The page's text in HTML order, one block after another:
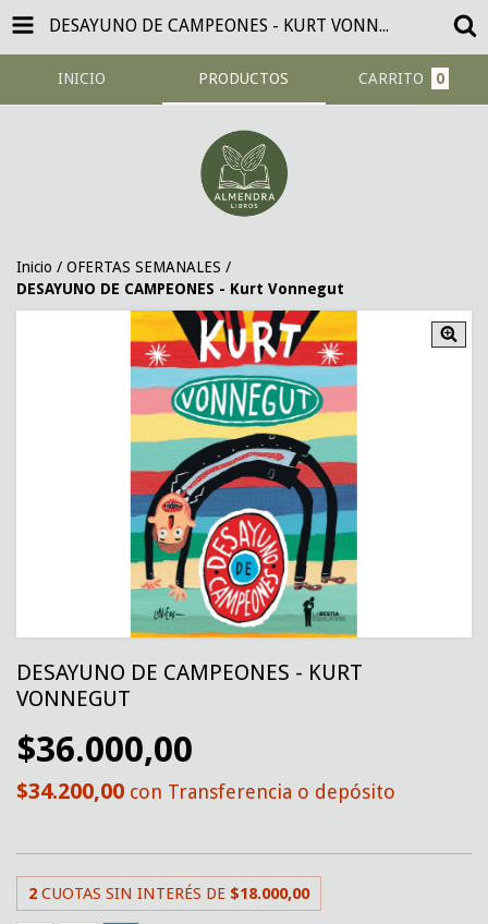
DESAYUNO DE CAMPEONES - KURT VONNEGUT
INICIO PRODUCTOS CARRITO 0
Inicio / OFERTAS SEMANALES /
DESAYUNO DE CAMPEONES - Kurt Vonnegut
DESAYUNO DE CAMPEONES - KURT
VONNEGUT
$36.000,00
$34.200,00 con Transferencia o depósito
2 CUOTAS SIN INTERÉS DE $18.000,00